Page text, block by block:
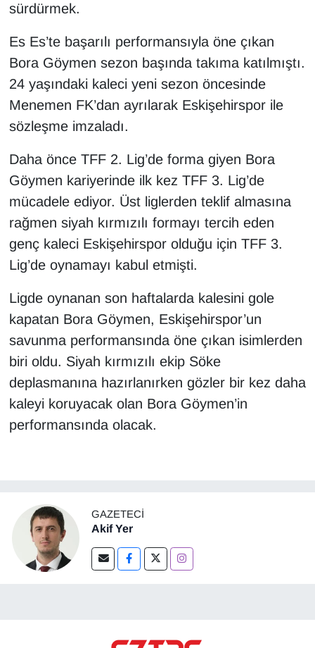
sürdürmek.
Es Es’te başarılı performansıyla öne çıkan
Bora Göymen sezon başında takıma katılmıştı.
24 yaşındaki kaleci yeni sezon öncesinde
Menemen FK’dan ayrılarak Eskişehirspor ile
sözleşme imzaladı.
Daha önce TFF 2. Lig’de forma giyen Bora
Göymen kariyerinde ilk kez TFF 3. Lig’de
mücadele ediyor. Üst liglerden teklif almasına
rağmen siyah kırmızılı formayı tercih eden
genç kaleci Eskişehirspor olduğu için TFF 3.
Lig’de oynamayı kabul etmişti.
Ligde oynanan son haftalarda kalesini gole
kapatan Bora Göymen, Eskişehirspor’un
savunma performansında öne çıkan isimlerden
biri oldu. Siyah kırmızılı ekip Söke
deplasmanına hazırlanırken gözler bir kez daha
kaleyi koruyacak olan Bora Göymen’in
performansında olacak.
GAZETECI
Akif Yer